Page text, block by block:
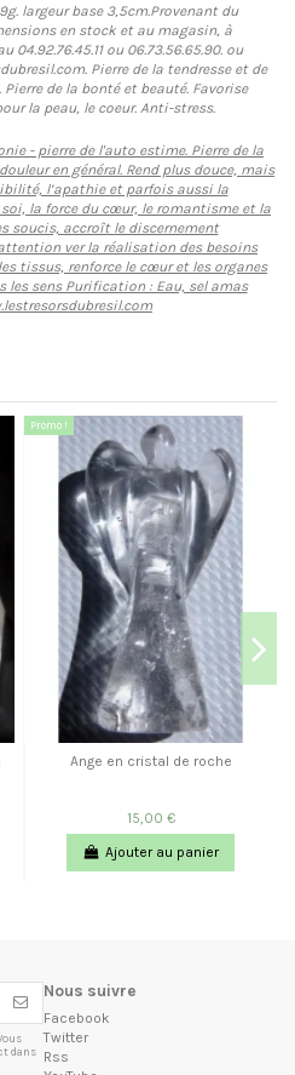
largeur base 3,5cm.Provenant du
en stock et au magasin, à
04.92.76.45.11 ou 06.73.56.65.90. ou
Pierre de la tendresse et de
de la bonté et beauté. Favorise
la peau, le coeur. Anti-stress.
- pierre de l'auto estime. Pierre de la
en général. Rend plus douce, mais
l’apathie et parfois aussi la
la force du cœur, le romantisme et la
soucis, accroît le discernement
ver la réalisation des besoins
tissus, renforce le cœur et les organes
les sens Purification : Eau, sel amas
Promo !
Ange en cristal de roche
15,00 €
Ajouter au panier
dans
Nous suivre
Facebook
Twitter
Rss